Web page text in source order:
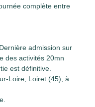
complète entre
admission sur
des activités 20mn
est définitive.
Loire, Loiret (45), à